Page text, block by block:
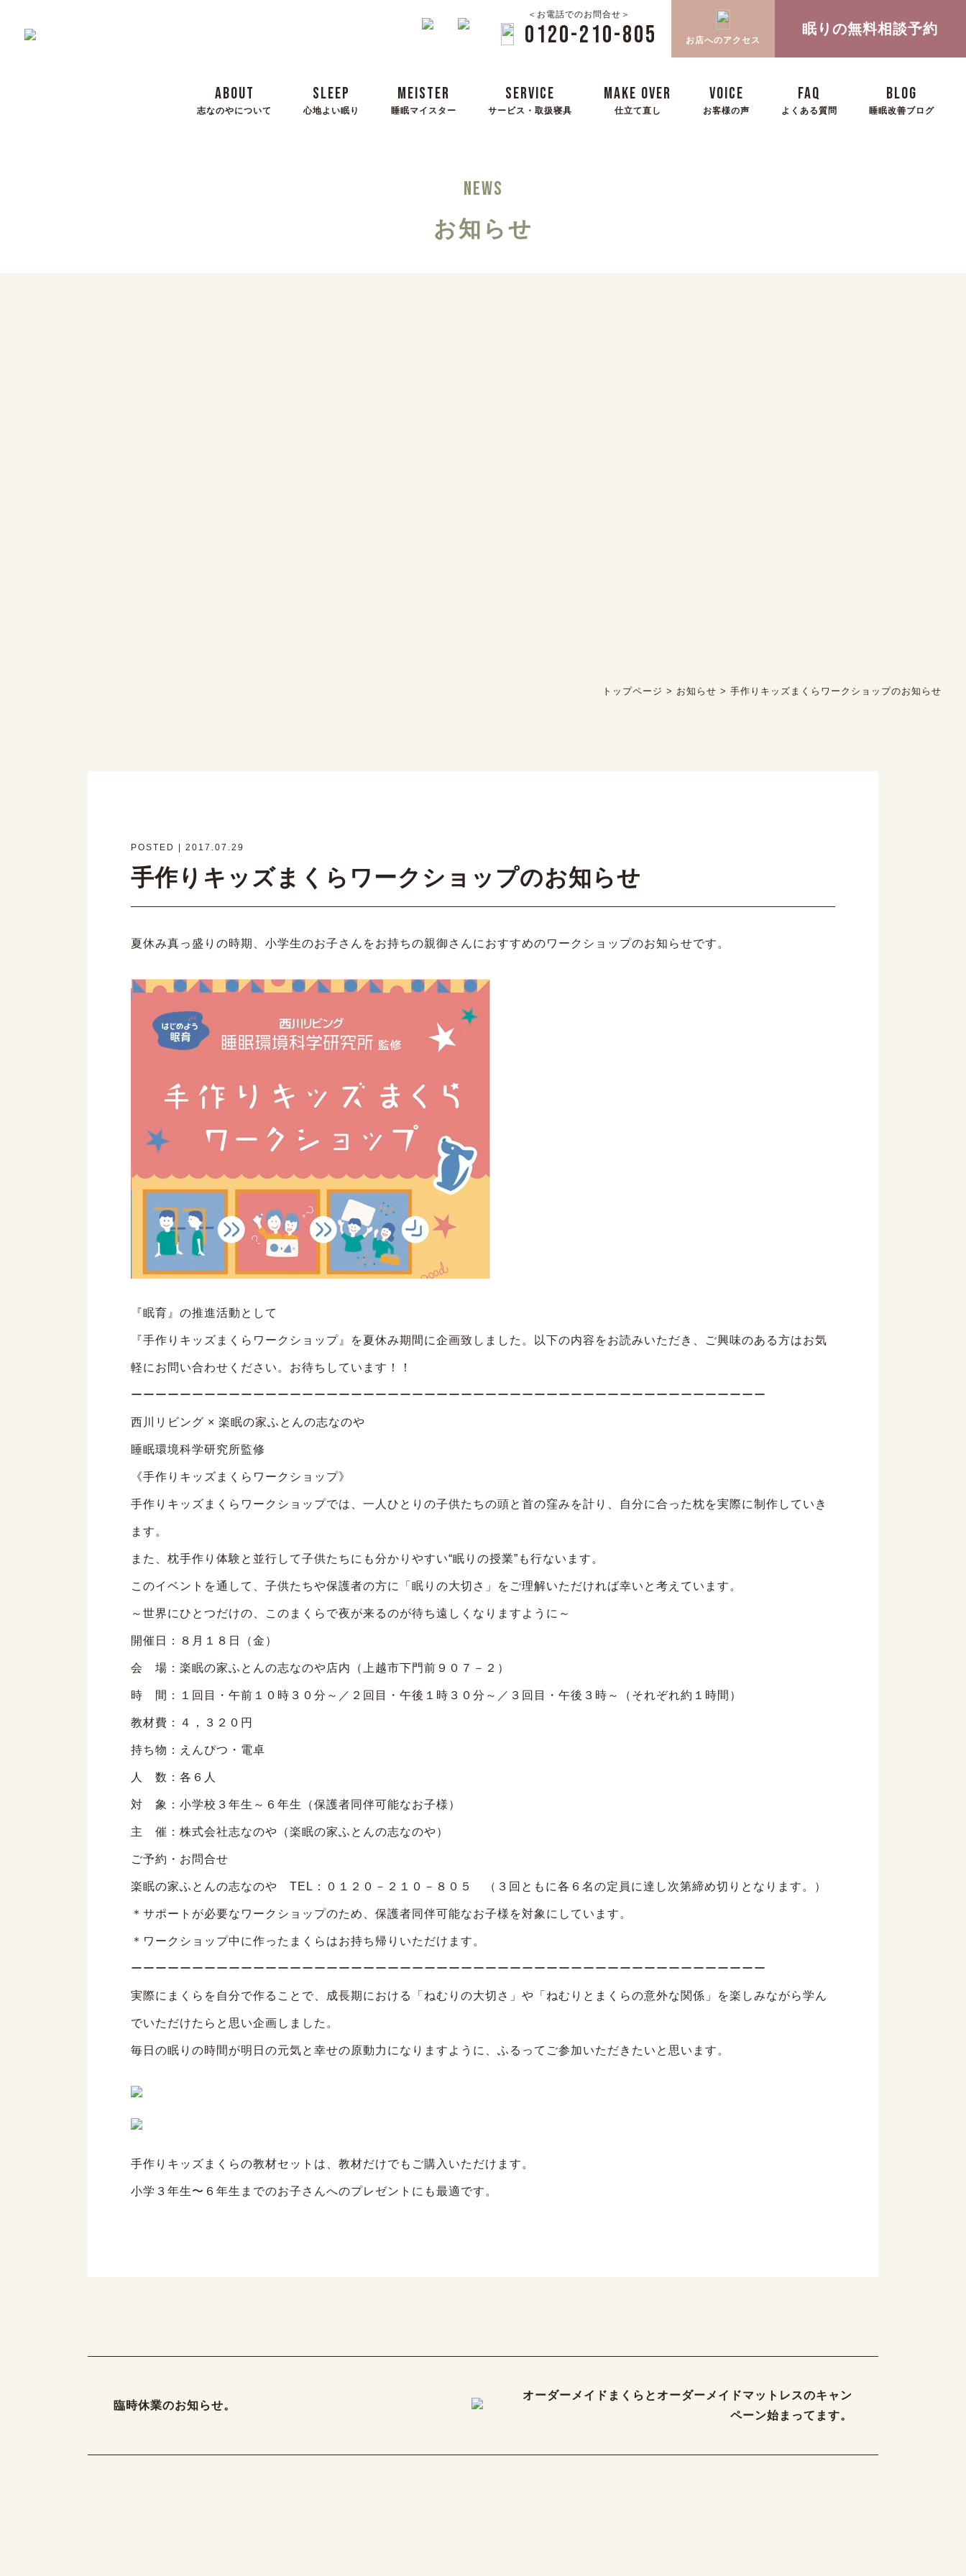
＜お電話でのお問合せ＞
0120-210-805 お店へのアクセス
眠りの無料相談予約
ABOUT
志なのやについて
SLEEP
心地よい眠り
MEISTER
睡眠マイスター
SERVICE
サービス・取扱寝具
MAKE OVER
仕立て直し
VOICE
お客様の声
FAQ
よくある質問
BLOG
睡眠改善ブログ
NEWS
お知らせ
トップページ > お知らせ >手作りキッズまくらワークショップのお知らせ
POSTED | 2017.07.29
手作りキッズまくらワークショップのお知らせ
夏休み真っ盛りの時期、小学生のお子さんをお持ちの親御さんにおすすめのワークショップのお知らせです。
『眠育』の推進活動として
『手作りキッズまくらワークショップ』 を夏休み期間に企画致しました。以下の内容をお読みいただき、ご興味のある方はお気
軽にお問い合わせください。お待ちしています！！
ーーーーーーーーーーーーーーーーーーーーーーーーーーーーーーーーーーーーーーーーーーーーーーーーーーーー
西川リビング × 楽眠の家ふとんの志なのや
睡眠環境科学研究所監修
《手作りキッズまくらワークショップ》
手作りキッズまくらワークショップでは、一人ひとりの子供たちの頭と首の窪みを計り、自分に合った枕を実際に制作していき
ます。
また、枕手作り体験と並行して子供たちにも分かりやすい“眠りの授業”も行ないます。
このイベントを通して、子供たちや保護者の方に「眠りの大切さ」をご理解いただければ幸いと考えています。
～世界にひとつだけの、このまくらで夜が来るのが待ち遠しくなりますように～
開催日：８月１８日（金）
会 場：楽眠の家ふとんの志なのや店内（上越市下門前９０７－２）
時 間：１回目・午前１０時３０分～／２回目・午後１時３０分～／３回目・午後３時～（それぞれ約１時間）
教材費：４，３２０円
持ち物：えんぴつ・電卓
人 数：各６人
対 象：小学校３年生～６年生（保護者同伴可能なお子様）
主 催：株式会社志なのや（楽眠の家ふとんの志なのや）
ご予約・お問合せ
楽眠の家ふとんの志なのや TEL：０１２０－２１０－８０５ （３回ともに各６名の定員に達し次第締め切りとなります。）
＊サポートが必要なワークショップのため、保護者同伴可能なお子様を対象にしています。
＊ワークショップ中に作ったまくらはお持ち帰りいただけます。
ーーーーーーーーーーーーーーーーーーーーーーーーーーーーーーーーーーーーーーーーーーーーーーーーーーーー
実際にまくらを自分で作ることで、成長期における「ねむりの大切さ」や「ねむりとまくらの意外な関係」を楽しみながら学ん
でいただけたらと思い企画しました。
毎日の眠りの時間が明日の元気と幸せの原動力になりますように、ふるってご参加いただきたいと思います。
手作りキッズまくらの教材セットは、教材だけでもご購入いただけます。
小学３年生〜６年生までのお子さんへのプレゼントにも最適です。
臨時休業のお知らせ。
オーダーメイドまくらとオーダーメイドマットレスのキャン
ペーン始まってます。